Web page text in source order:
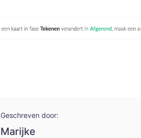
Geschreven door:
Marijke